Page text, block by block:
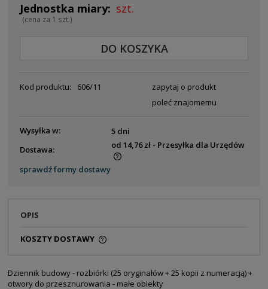
szt.
(cena za 1 szt.)
DO KOSZYKA
Kod produktu: 606/11
zapytaj o produkt
poleć znajomemu
Wysyłka w:
5 dni
Dostawa:
od 14,76 zł - Przesyłka dla Urzędów
Cena nie zawiera ewentualnych kosztów płatności
sprawdź formy dostawy
OPIS
KOSZTY DOSTAWY
Dziennik budowy - rozbiórki (25 oryginałów + 25 kopii z numeracją) +
otwory do przesznurowania - małe obiekty